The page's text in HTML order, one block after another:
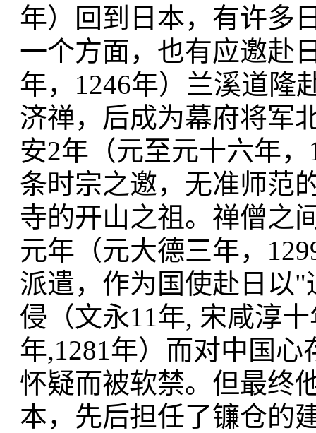
年）回到日本，有许多
一个方面，也有应邀赴
年，1246年）兰溪道隆
济禅，后成为幕府将军
安2年（元至元十六年
条时宗之邀，无准师范
寺的开山之祖。禅僧之
元年（元大德三年，
派遣，作为国使赴日以
侵（文永11年, 宋咸淳
年,1281年）而对中国
怀疑而被软禁。但最终
本，先后担任了镰仓的